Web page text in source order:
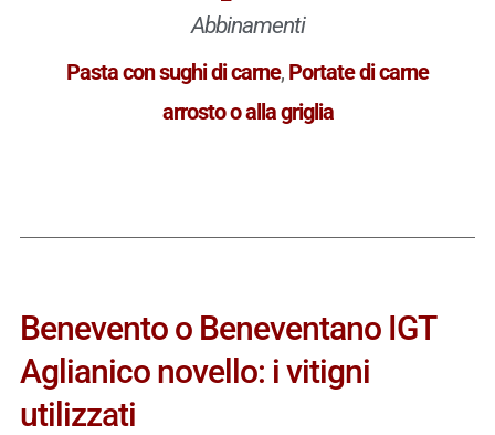
Abbinamenti
Pasta con sughi di carne, Portate di carne
arrosto o alla griglia
Benevento o Beneventano IGT
Aglianico novello: i vitigni
utilizzati